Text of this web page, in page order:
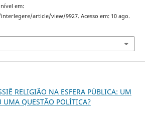
em:
article/view/9927. Acesso em: 10 ago.
RELIGIÃO NA ESFERA PÚBLICA: UM
UMA QUESTÃO POLÍTICA?